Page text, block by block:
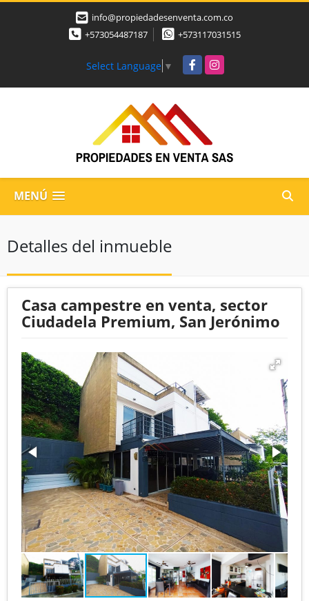
info@propiedadesenventa.com.co
+573054487187
+573117031515
Select Language ▼ FacebookInstagram
MENÚ
Detalles del inmueble
Casa campestre en venta, sector
Ciudadela Premium, San Jerónimo